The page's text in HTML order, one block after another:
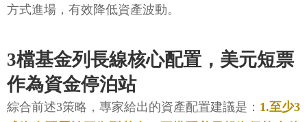
方式進場，有效降低資產波動。
3檔基金列長線核心配置，美元短票
作為資金停泊站
綜合前述3策略，專家給出的資產配置建議是： 1.至少3